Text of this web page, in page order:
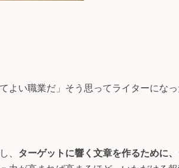
よい職業だ」そう思ってライターにな
、 ターゲットに響く文章を作るために、